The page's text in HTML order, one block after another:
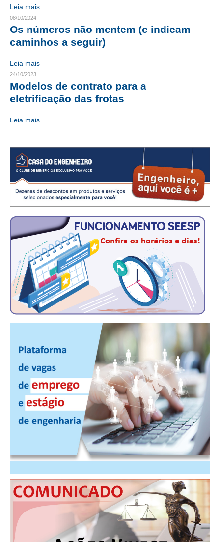
CONSELHOS ASSESSORES
NÚCLEO DA MULHER ENGENHEIRA
ACORDOS, CONVENÇÕES E DISSÍDIOS
CONTRIBUIÇÕES
CONTRIBUIÇÃO ASSISTENCIAL
CONTRIBUIÇÃO SINDICAL URBANA
REVISÃO DE APOSENTADORIA
FGTS EXPURGOS
FGTS CORREÇÃO
LEGISLAÇÃO
LEI 4.950-A/1966 – PISO SALARIAL
LEI 5.194/1966 – REGULAMENTAÇÃO DA PROFISSÃO
LEI 6.496/1977 – ART
RES 1.002/2002 – CÓDIGO DE ÉTICA
FIQUE POR DENTRO
OPORTUNIDADES
APRESENTAÇÃO
EMPREGO E ESTÁGIO
Leia mais
08/10/2024
Os números não mentem (e indicam
caminhos a seguir)
Leia mais
24/10/2023
Modelos de contrato para a
eletrificação das frotas
Leia mais